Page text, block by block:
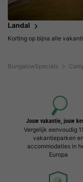
BungalowSpecials
Landal
Korting op bijna alle
Jouw vakantie, jouw
Vergelijk eenvoudig
vakantieparken en
accommodaties in
Europa